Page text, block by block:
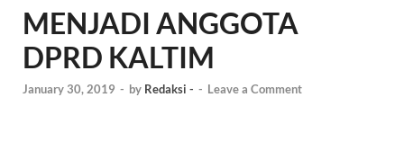
MENJADI ANGGOTA
DPRD KALTIM
January 30, 2019 - by Redaksi - - Leave a Comment